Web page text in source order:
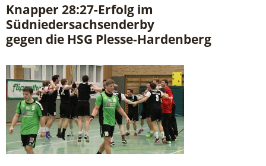
Knapper 28:27-Erfolg im
Südniedersachsenderby
gegen die HSG Plesse-Hardenberg